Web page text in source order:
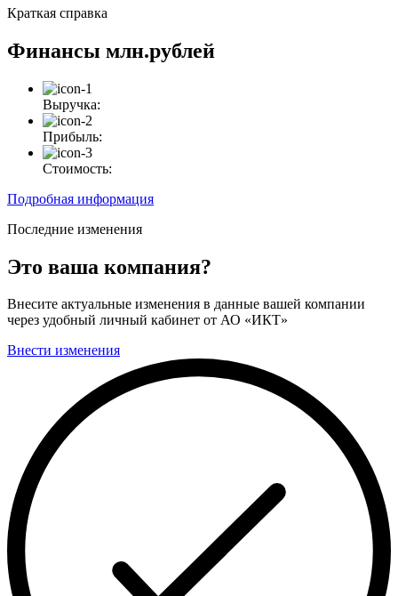
Краткая справка
Финансы млн.рублей
Выручка:
Прибыль:
Стоимость:
Подробная информация
Последние изменения
Это ваша компания?
Внесите актуальные изменения в данные вашей компании
через удобный личный кабинет от АО «ИКТ»
Внести изменения